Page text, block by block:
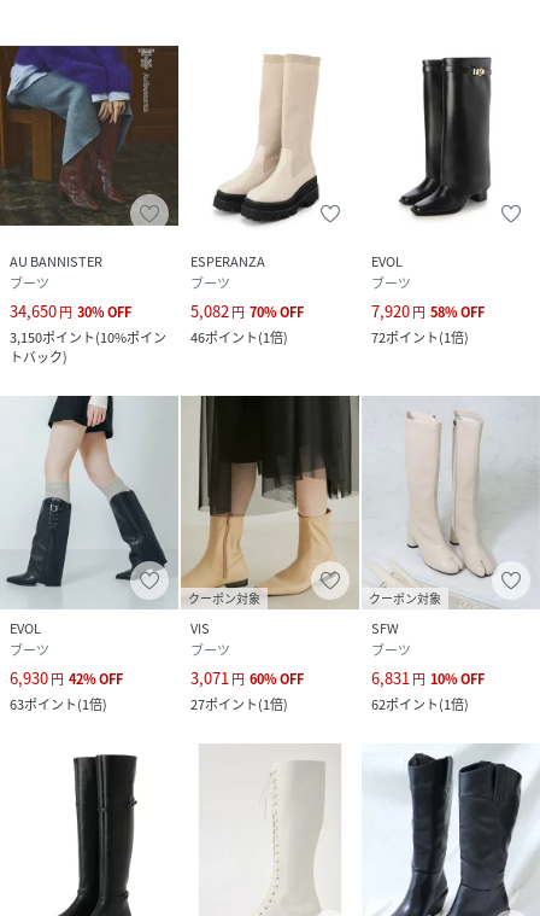
AU BANNISTER
ブーツ
34,650円 30%OFF
3,150ポイント(10%ポイン
トバック)
ESPERANZA
ブーツ
5,082 円 70%OFF
46ポイント(1倍)
EVOL
ブーツ
7,920円 58%OFF
72ポイント(1倍)
EVOL
ブーツ
6,930円 42%OFF
63ポイント(1倍)
クーポン対象
VIS
ブーツ
3,071円 60%OFF
27ポイント(1倍)
クーポン対象
SFW
ブーツ
6,831円 10%OFF
62ポイント(1倍)